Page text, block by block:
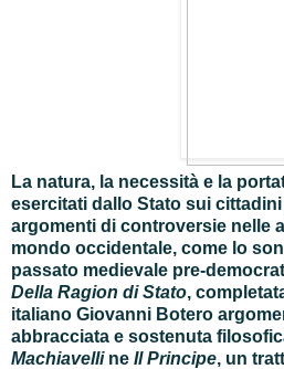
La natura, la necessità e la
esercitati dallo Stato sui
argomenti di controversie nelle
mondo occidentale, come lo
passato medievale pre-
Della Ragion di Stato,
italiano Giovanni Botero
abbracciata e sostenuta
Machiavelline Il Principe, un